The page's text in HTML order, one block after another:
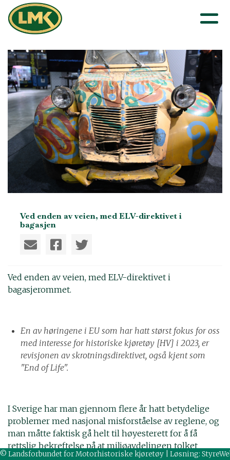
Ved enden av veien, med ELV-direktivet i
bagasjen
Ved enden av veien, med ELV-direktivet i
bagasjerommet.
En av høringene i EU som har hatt størst fokus for oss
med interesse for historiske kjøretøy [HV] i 2023, er
revisjonen av skrotningsdirektivet, også kjent som
"End of Life".
I Sverige har man gjennom flere år hatt betydelige
problemer med nasjonal misforståelse av reglene, og
man måtte faktisk gå helt til høyesterett for å få
rettslig bekreftelse på at miljøavdelingen tolket
reglene for strengt. For ordens skyld har disse
© Landsforbundet for Motorhistoriske kjøretøy | Løsning: